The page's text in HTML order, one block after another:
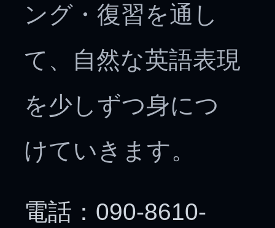
ング・復習を通し
て、自然な英語表現
を少しずつ身につ
けていきます。
電話：090-8610-